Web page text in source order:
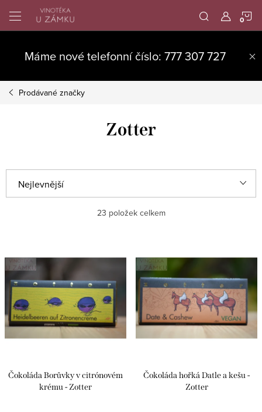
obsah
Máme nové telefonní číslo: 777 307 727
Prodávané značky
Zotter
a
n
í
p
r
o
u
Nejlevnější
Abecedně
23 položek celkem
ý
p
i
s
p
o
Čokoláda Borůvky v citrónovém
krému - Zotter
Čokoláda hořká Datle a kešu -
Zotter